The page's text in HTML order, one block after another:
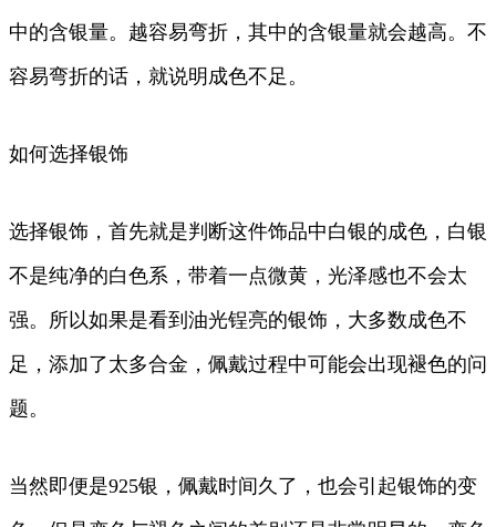
中的含银量。越容易弯折，其中的含银量就会越高。不
容易弯折的话，就说明成色不足。
如何选择银饰
选择银饰，首先就是判断这件饰品中白银的成色，白银
不是纯净的白色系，带着一点微黄，光泽感也不会太
强。所以如果是看到油光锃亮的银饰，大多数成色不
足，添加了太多合金，佩戴过程中可能会出现褪色的问
题。
当然即便是925银，佩戴时间久了，也会引起银饰的变